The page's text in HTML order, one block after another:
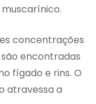
concentrações
encontradas
fígado e rins. O
atravessa a